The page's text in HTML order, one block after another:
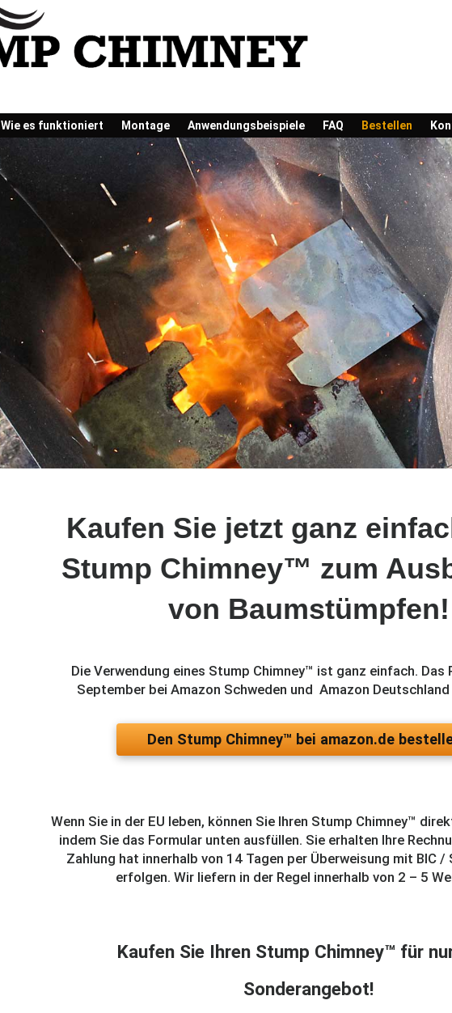
Wie es funktioniert Montage Anwendungsbeispiele FAQ Bestellen
Kaufen Sie jetzt ganz
Stump Chimney™ zum
von Baumstümpfen!
Die Verwendung eines Stump Chimney™ ist ganz einfach. Das
September bei Amazon Schweden und Amazon
Den Stump Chimney™ bei amazon.de
Wenn Sie in der EU leben, können Sie Ihren Stump Chimney™
indem Sie das Formular unten ausfüllen. Sie erhalten Ihre
Zahlung hat innerhalb von 14 Tagen per Überweisung mit BIC /
erfolgen. Wir liefern in der Regel innerhalb von 2 – 5
Kaufen Sie Ihren Stump Chimney™ für
Sonderangebot!